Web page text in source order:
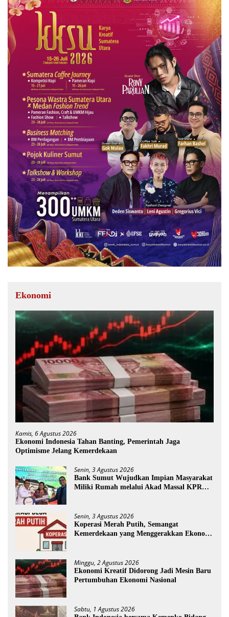
Ekonomi
Kamis, 6 Agustus 2026
Ekonomi Indonesia Tahan Banting, Pemerintah Jaga
Optimisme Jelang Kemerdekaan
Senin, 3 Agustus 2026
Bank Sumut Wujudkan Impian Masyarakat
Miliki Rumah melalui Akad Massal KPR
Senin, 3 Agustus 2026
Koperasi Merah Putih, Semangat
Kemerdekaan yang Menggerakkan Ekonomi
Minggu, 2 Agustus 2026
Ekonomi Kreatif Didorong Jadi Mesin Baru
Pertumbuhan Ekonomi Nasional
Sabtu, 1 Agustus 2026